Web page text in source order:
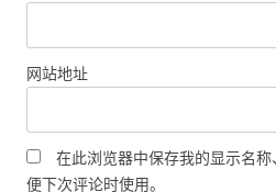
网站地址
在此浏览器中保存我的显示名
便下次评论时使用。